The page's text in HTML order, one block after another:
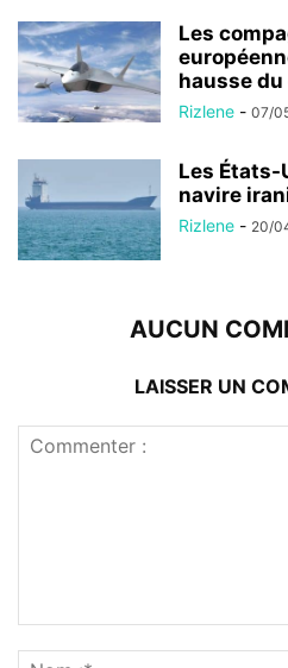
Les
hausse
Rizlene - 07/
Les
navire
Rizlene - 20/
AUCUN
LAISSER UN